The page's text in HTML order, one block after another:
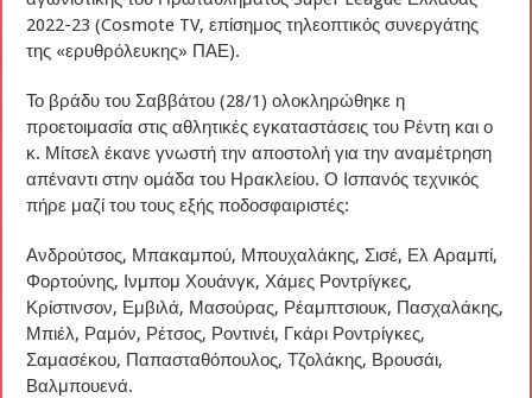
2022-23 (Cosmote TV, επίσημος τηλεοπτικός συνεργάτης
της «ερυθρόλευκης» ΠΑΕ).
Το βράδυ του Σαββάτου (28/1) ολοκληρώθηκε η
προετοιμασία στις αθλητικές εγκαταστάσεις του Ρέντη και ο
κ. Μίτσελ έκανε γνωστή την αποστολή για την αναμέτρηση
απέναντι στην ομάδα του Ηρακλείου. Ο Ισπανός τεχνικός
πήρε μαζί του τους εξής ποδοσφαιριστές:
Ανδρούτσος, Μπακαμπού, Μπουχαλάκης, Σισέ, Ελ Αραμπί,
Φορτούνης, Ινμπομ Χουάνγκ, Χάμες Ροντρίγκες,
Κρίστινσον, Εμβιλά, Μασούρας, Ρέαμπτσιουκ, Πασχαλάκης,
Μπιέλ, Ραμόν, Ρέτσος, Ροντινέι, Γκάρι Ροντρίγκες,
Σαμασέκου, Παπασταθόπουλος, Τζολάκης, Βρουσάι,
Βαλμπουενά.